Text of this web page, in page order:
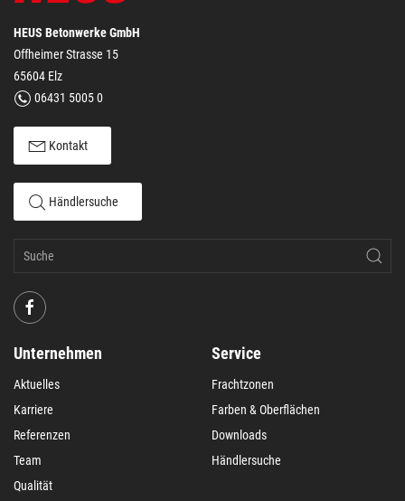
HEUS Betonwerke GmbH
Offheimer Strasse 15
65604 Elz
06431 5005 0
Kontakt
Händlersuche
Unternehmen
Aktuelles
Karriere
Referenzen
Team
Qualität
Service
Frachtzonen
Farben & Oberflächen
Downloads
Händlersuche